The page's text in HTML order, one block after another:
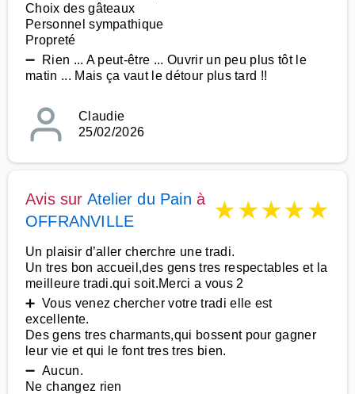
Choix des gâteaux
Personnel sympathique
Propreté
➖ Rien ... A peut-être ... Ouvrir un peu plus tôt le
matin ... Mais ça vaut le détour plus tard !!
Claudie
25/02/2026
Avis sur Atelier du Pain à
OFFRANVILLE
★★★★★
Un plaisir d’aller cherchre une tradi.
Un tres bon accueil,des gens tres respectables et la
meilleure tradi.qui soit.Merci a vous 2
➕ Vous venez chercher votre tradi elle est
excellente.
Des gens tres charmants,qui bossent pour gagner
leur vie et qui le font tres tres bien.
➖ Aucun.
Ne changez rien